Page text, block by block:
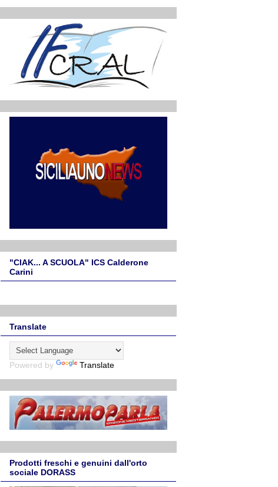
"CIAK... A SCUOLA" ICS Calderone
Carini
Translate
Powered by Translate
Prodotti freschi e genuini dall'orto
sociale DORASS